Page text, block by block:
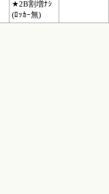
★2B割増ﾅｼ
(ﾛｯｶｰ無)